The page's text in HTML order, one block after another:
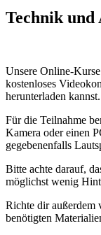
Technik und
Unsere Online-
kostenloses
herunterladen kannst.
Für die Teilnahme
Kamera oder einen
gegebenenfalls
Bitte achte darauf,
möglichst wenig
Richte dir außerdem
benötigten